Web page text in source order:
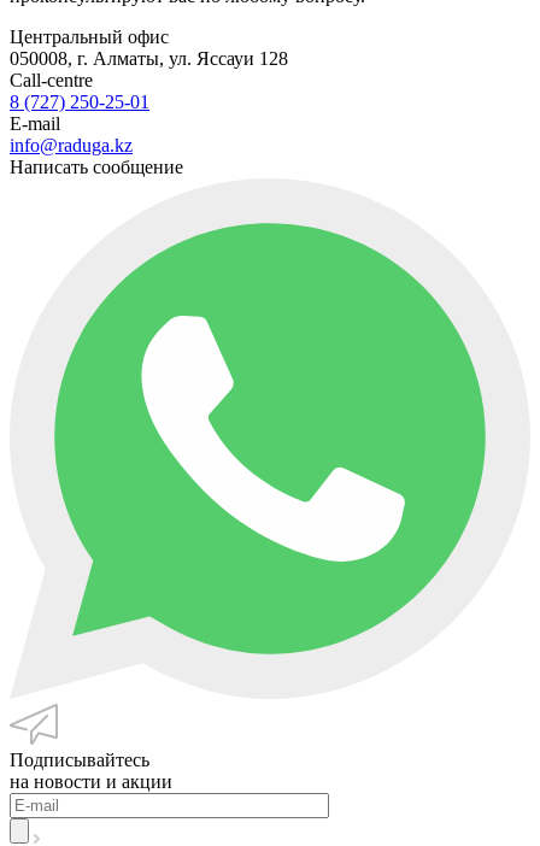
Центральный офис
050008, г. Алматы, ул. Яссауи 128
Call-centre
8 (727) 250-25-01
E-mail
info@raduga.kz
Написать сообщение
Подписывайтесь
на новости и акции